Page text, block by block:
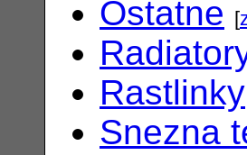
Ostatne [
Rastlinky
Snezna